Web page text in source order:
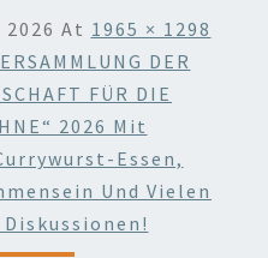
At 1965 × 1298
DER
FÜR DIE
2026 Mit
Essen,
Und Vielen